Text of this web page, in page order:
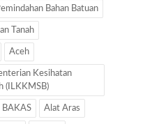
Bahan Batuan
Tanah
Aceh
Kesihatan
(ILKKMSB)
BAKAS Alat Aras